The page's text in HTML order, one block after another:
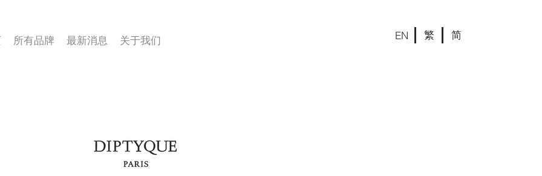
所有品牌 最新消息 关于我们 EN 繁 简